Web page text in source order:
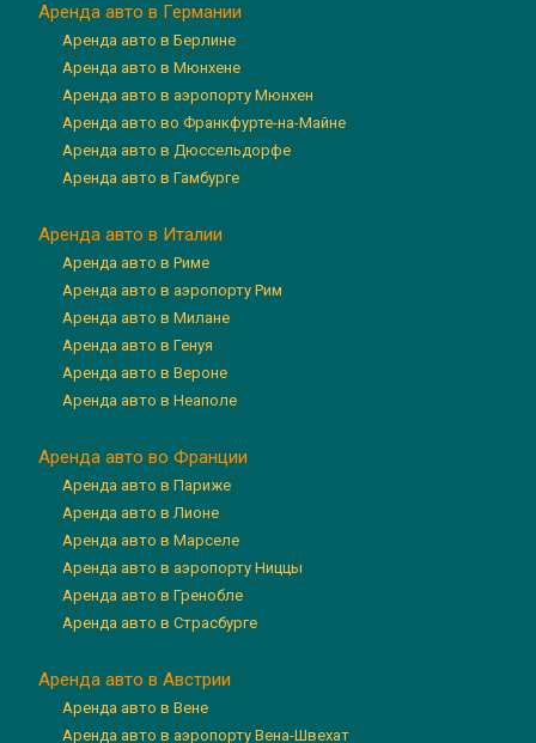
Аренда авто в Германии
Аренда авто в Берлине
Аренда авто в Мюнхене
Аренда авто в аэропорту Мюнхен
Аренда авто во Франкфурте-на-Майне
Аренда авто в Дюссельдорфе
Аренда авто в Гамбурге
Аренда авто в Италии
Аренда авто в Риме
Аренда авто в аэропорту Рим
Аренда авто в Милане
Аренда авто в Генуя
Аренда авто в Вероне
Аренда авто в Неаполе
Аренда авто во Франции
Аренда авто в Париже
Аренда авто в Лионе
Аренда авто в Марселе
Аренда авто в аэропорту Ниццы
Аренда авто в Гренобле
Аренда авто в Страсбурге
Аренда авто в Австрии
Аренда авто в Вене
Аренда авто в аэропорту Вена-Швехат